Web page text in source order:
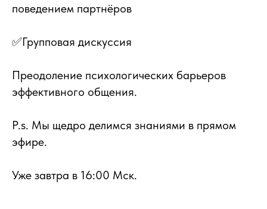
поведением партнёров
✅Групповая дискуссия
Преодоление психологических барьеров
эффективного общения.
P.s. Мы щедро делимся знаниями в прямом
эфире.
Уже завтра в 16:00 Мск.